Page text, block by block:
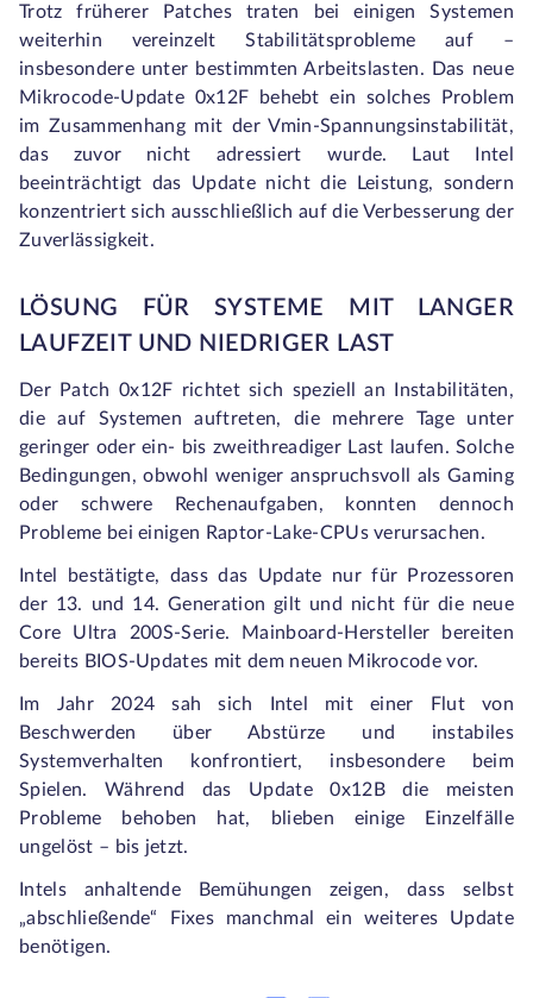
Trotz früherer Patches traten bei einigen Systemen
weiterhin vereinzelt Stabilitätsprobleme auf –
insbesondere unter bestimmten Arbeitslasten. Das neue
Mikrocode-Update 0x12F behebt ein solches Problem
im Zusammenhang mit der Vmin-Spannungsinstabilität,
das zuvor nicht adressiert wurde. Laut Intel
beeinträchtigt das Update nicht die Leistung, sondern
konzentriert sich ausschließlich auf die Verbesserung der
Zuverlässigkeit.
LÖSUNG FÜR SYSTEME MIT LANGER
LAUFZEIT UND NIEDRIGER LAST
Der Patch 0x12F richtet sich speziell an Instabilitäten,
die auf Systemen auftreten, die mehrere Tage unter
geringer oder ein- bis zweithreadiger Last laufen. Solche
Bedingungen, obwohl weniger anspruchsvoll als Gaming
oder schwere Rechenaufgaben, konnten dennoch
Probleme bei einigen Raptor-Lake-CPUs verursachen.
Intel bestätigte, dass das Update nur für Prozessoren
der 13. und 14. Generation gilt und nicht für die neue
Core Ultra 200S-Serie. Mainboard-Hersteller bereiten
bereits BIOS-Updates mit dem neuen Mikrocode vor.
Im Jahr 2024 sah sich Intel mit einer Flut von
Beschwerden über Abstürze und instabiles
Systemverhalten konfrontiert, insbesondere beim
Spielen. Während das Update0x12Bdie meisten
Probleme behoben hat, blieben einige Einzelfälle
ungelöst – bis jetzt.
Intels anhaltende Bemühungen zeigen, dass selbst
„abschließende“ Fixes manchmal ein weiteres Update
benötigen.